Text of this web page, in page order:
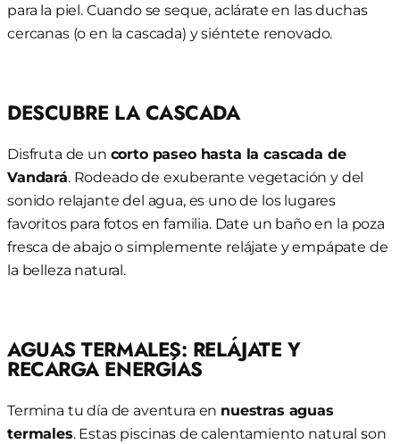
para la piel. Cuando se seque, aclárate en las duchas
cercanas (o en la cascada) y siéntete renovado.
DESCUBRE LA CASCADA
Disfruta de un corto paseo hasta la cascada de
Vandará. Rodeado de exuberante vegetación y del
sonido relajante del agua, es uno de los lugares
favoritos para fotos en familia. Date un baño en la poza
fresca de abajo o simplemente relájate y empápate de
la belleza natural.
AGUAS TERMALES: RELÁJATE Y
RECARGA ENERGÍAS
Termina tu día de aventura en nuestras aguas
termales. Estas piscinas de calentamiento natural son